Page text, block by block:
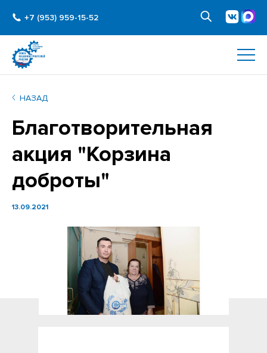
+7 (953) 959-15-52
НАЗАД
Благотворительная
акция "Корзина
доброты"
13.09.2021